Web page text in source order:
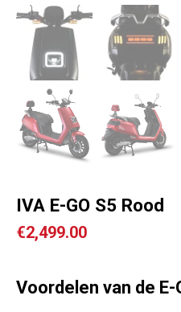
IVA E-GO S5 Rood
€2,499.00
Voordelen van de E-